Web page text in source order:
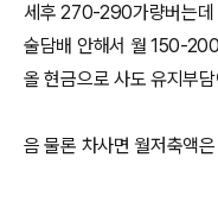
세후 270-290가량버는데
술담배 안해서 월 150-
올 현금으로 사도 유지부
음 물론 차사면 월저축액